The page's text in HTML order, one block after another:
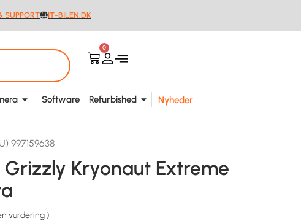
SUPPORT IT-BILEN.DK
0
Software Refurbished Nyheder
997159638
Kryonaut Extreme
vurdering )